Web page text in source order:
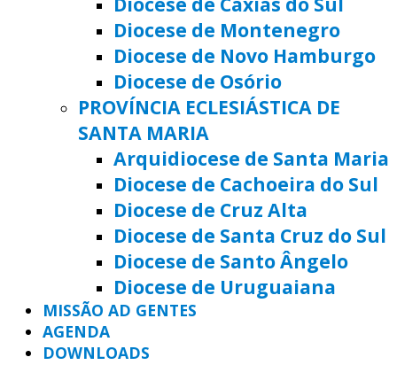
Diocese de Montenegro
Diocese de Novo Hamburgo
Diocese de Osório
PROVÍNCIA ECLESIÁSTICA DE
SANTA MARIA
Arquidiocese de Santa Maria
Diocese de Cachoeira do Sul
Diocese de Cruz Alta
Diocese de Santa Cruz do Sul
Diocese de Santo Ângelo
Diocese de Uruguaiana
MISSÃO AD GENTES
AGENDA
DOWNLOADS